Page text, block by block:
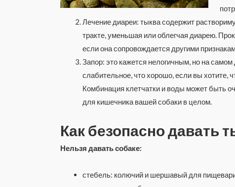
Лечение диареи: тыква содержит
тракте, уменьшая или облегчая диарею.
если она сопровождается другими
Запор: это кажется нелогичным, но на
слабительное, что хорошо, если вы
Комбинация клетчатки и воды может быть
для кишечника вашей собаки в целом.
Как безопасно давать
Нельзя давать собаке:
стебель: колючий и шершавый для